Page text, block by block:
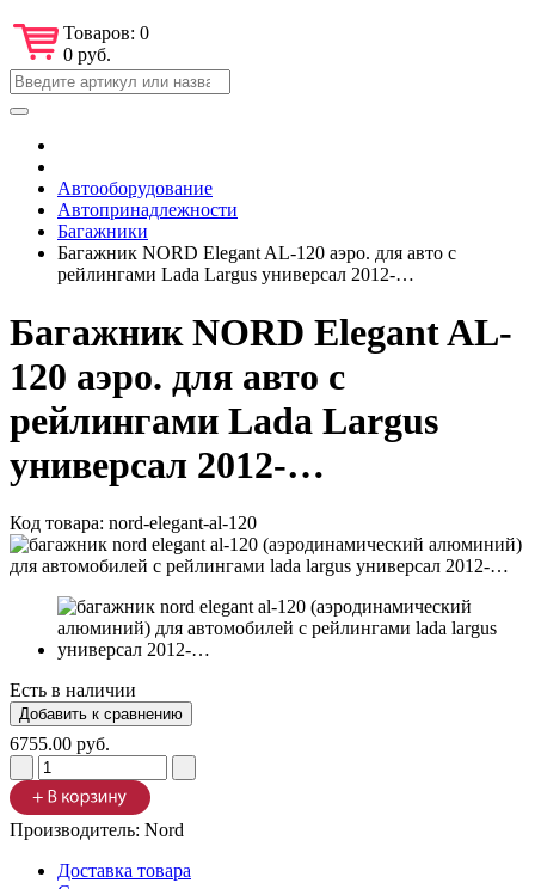
Товаров: 0
0 руб.
Автооборудование
Автопринадлежности
Багажники
Багажник NORD Elegant AL-120 аэро. для авто с
рейлингами Lada Largus универсал 2012-…
Багажник NORD Elegant AL-
120 аэро. для авто с
рейлингами Lada Largus
универсал 2012-…
Код товара: nord-elegant-al-120
Есть в наличии
6755.00 руб.
Производитель: Nord
Доставка товара